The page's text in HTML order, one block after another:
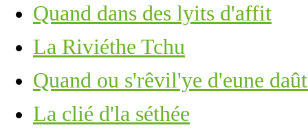
Quand dans des lyits d'affit
La Riviéthe Tchu
Quand ou s'rêvil'ye d'eune
La clié d'la séthée